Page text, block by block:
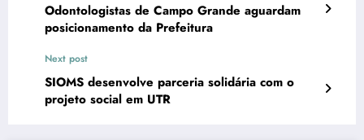
Odontologistas de Campo Grande aguardam
posicionamento da Prefeitura
Next post
SIOMS desenvolve parceria solidária com o
projeto social em UTR